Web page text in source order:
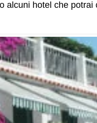
alcuni hotel che potrai